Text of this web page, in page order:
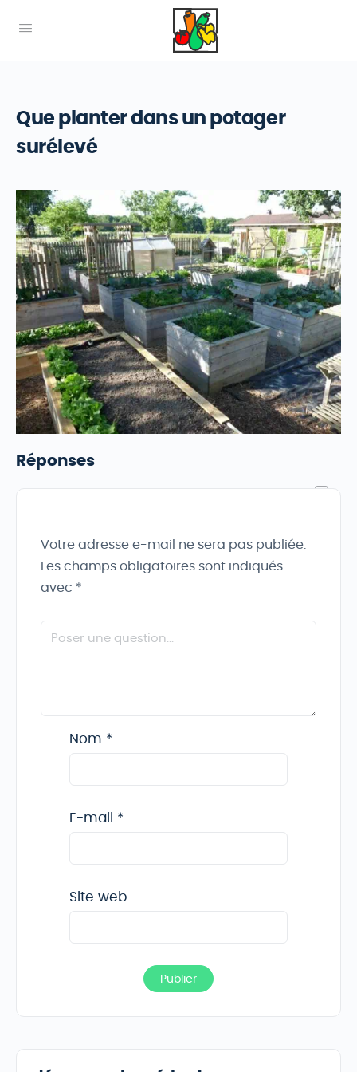
Que planter dans un potager
surélevé
Réponses
Votre adresse e-mail ne sera pas publiée.
Les champs obligatoires sont indiqués
avec *
Nom *
E-mail *
Site web